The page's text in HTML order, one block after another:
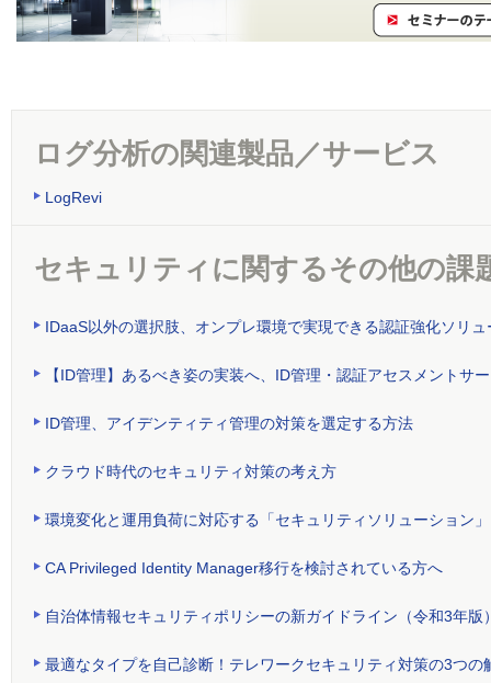
ログ分析の関連製品／サービス
LogRevi
セキュリティに関するその他の課
IDaaS以外の選択肢、オンプレ環境で実現できる認証強化ソリュ
【ID管理】あるべき姿の実装へ、ID管理・認証アセスメントサ
ID管理、アイデンティティ管理の対策を選定する方法
クラウド時代のセキュリティ対策の考え方
環境変化と運用負荷に対応する「セキュリティソリューション」
CA Privileged Identity Manager移行を検討されている方へ
自治体情報セキュリティポリシーの新ガイドライン（令和3年版
最適なタイプを自己診断！テレワークセキュリティ対策の3つの